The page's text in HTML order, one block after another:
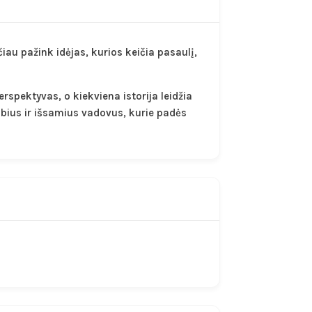
pažink idėjas, kurios keičia pasaulį,
o kiekviena istorija leidžia
ir išsamius vadovus, kurie padės